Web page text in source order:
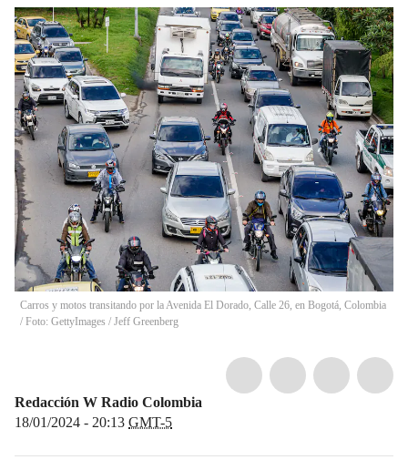
Carros y motos transitando por la Avenida El Dorado, Calle 26, en Bogotá, Colombia
/ Foto: GettyImages / Jeff Greenberg
Redacción W Radio Colombia
18/01/2024 - 20:13 GMT-5